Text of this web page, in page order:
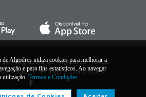
Freguesia de Algodres. Todos
|Termos e Condições
de Algodres utiliza cookies para melhorar a
e para fins estatísticos. Ao navegar
utilização. Termos e Condições